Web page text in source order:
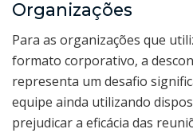
Organizações
Para as organizações que
formato corporativo, a
representa um desafio
equipe ainda utilizando
prejudicar a eficácia das